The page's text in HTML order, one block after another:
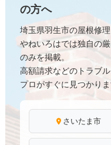
の方へ
埼玉県羽生市の屋根修
やねいろはでは独自の
のみを掲載。
高額請求などのトラブ
プロがすぐに見つかりま
さいたま市